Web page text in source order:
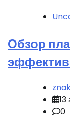
Обзор
0